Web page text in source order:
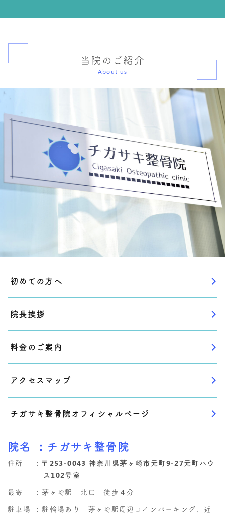
当院のご紹介
About us
初めての方へ
院長挨拶
料金のご案内
アクセスマップ
チガサキ整骨院オフィシャルページ
院名 ：チガサキ整骨院
住所 ： 〒253-0043 神奈川県茅ヶ崎市元町9-27元町ハウ
ス102号室
最寄
：茅ヶ崎駅 北口 徒歩４分
駐車場
：駐輪場あり 茅ヶ崎駅周辺コインパーキング、近